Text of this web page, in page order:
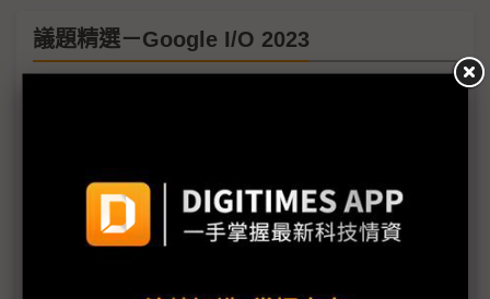
議題精選－Google I/O 2023
驗比會不會聊天更重要
【Google I/O 2023】Wear OS 4改善上一代兩大弱